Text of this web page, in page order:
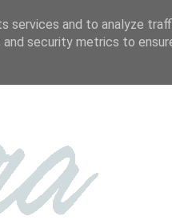
and to analyze
security metrics to